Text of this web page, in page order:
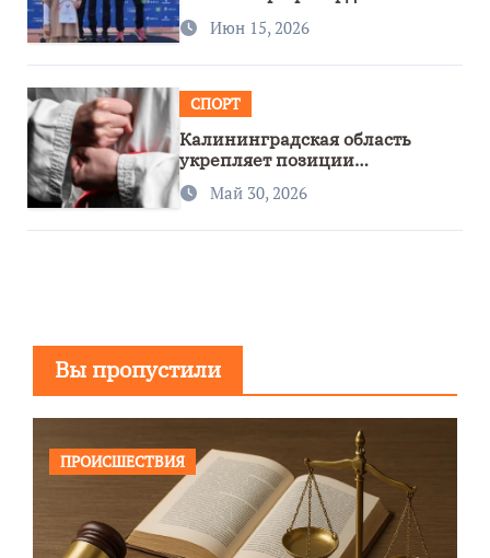
Июн 15, 2026
СПОРТ
Калининградская область
укрепляет позиции
спортивного региона
Май 30, 2026
Вы пропустили
ПРОИСШЕСТВИЯ